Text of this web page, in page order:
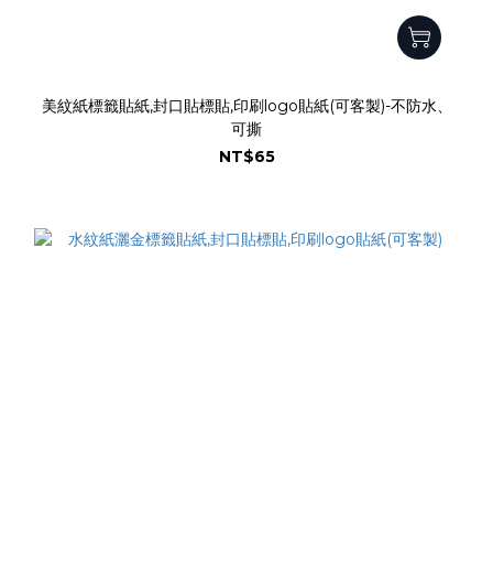
美紋紙標籤貼紙,封口貼標貼,印刷logo貼紙(可客製)-不防水、
可撕
NT$65